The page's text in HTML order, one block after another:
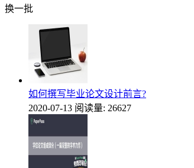
换一批
如何撰写毕业论文设计前言?
2020-07-13 阅读量: 26627